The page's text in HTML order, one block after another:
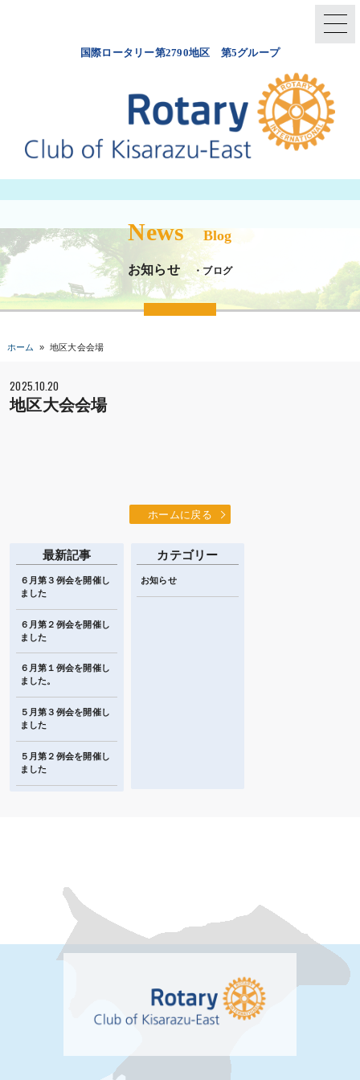
国際ロータリー第2790地区 第5グループ
News Blog
お知らせ ・ブログ
ホーム » 地区大会会場
2025.10.20
地区大会会場
ホームに戻る
最新記事
６月第３例会を開催し
ました
６月第２例会を開催し
ました
６月第１例会を開催し
ました。
５月第３例会を開催し
ました
５月第２例会を開催し
ました
カテゴリー
お知らせ